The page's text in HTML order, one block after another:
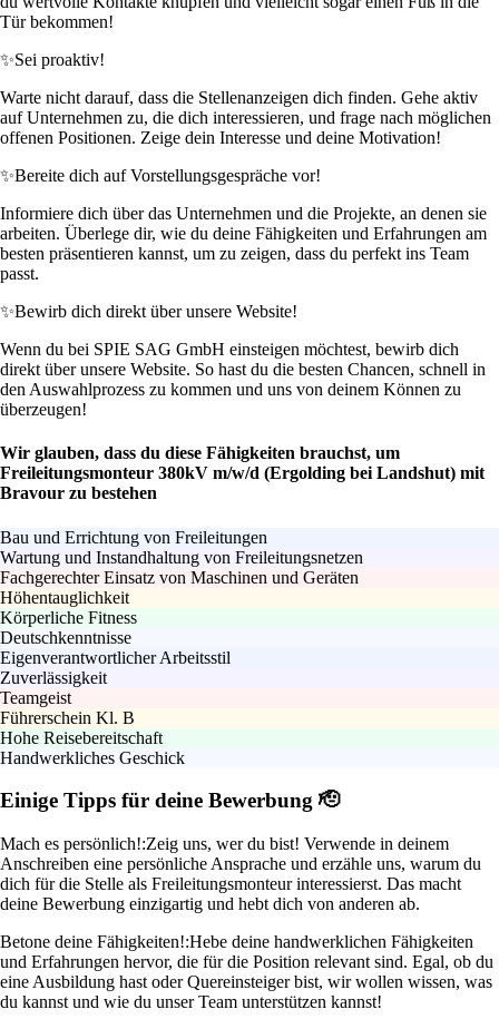
Tür bekommen!
✨Sei proaktiv!
Warte nicht darauf, dass die Stellenanzeigen dich finden. Gehe aktiv
auf Unternehmen zu, die dich interessieren, und frage nach möglichen
offenen Positionen. Zeige dein Interesse und deine Motivation!
✨Bereite dich auf Vorstellungsgespräche vor!
Informiere dich über das Unternehmen und die Projekte, an denen sie
arbeiten. Überlege dir, wie du deine Fähigkeiten und Erfahrungen am
besten präsentieren kannst, um zu zeigen, dass du perfekt ins Team
passt.
✨Bewirb dich direkt über unsere Website!
Wenn du bei SPIE SAG GmbH einsteigen möchtest, bewirb dich
direkt über unsere Website. So hast du die besten Chancen, schnell in
den Auswahlprozess zu kommen und uns von deinem Können zu
überzeugen!
Wir glauben, dass du diese Fähigkeiten brauchst, um
Freileitungsmonteur 380kV m/w/d (Ergolding bei Landshut) mit
Bravour zu bestehen
Bau und Errichtung von Freileitungen
Wartung und Instandhaltung von Freileitungsnetzen
Fachgerechter Einsatz von Maschinen und Geräten
Höhentauglichkeit
Körperliche Fitness
Deutschkenntnisse
Eigenverantwortlicher Arbeitsstil
Zuverlässigkeit
Teamgeist
Führerschein Kl. B
Hohe Reisebereitschaft
Handwerkliches Geschick
Einige Tipps für deine Bewerbung 🫡
Mach es persönlich!:Zeig uns, wer du bist! Verwende in deinem
Anschreiben eine persönliche Ansprache und erzähle uns, warum du
dich für die Stelle als Freileitungsmonteur interessierst. Das macht
deine Bewerbung einzigartig und hebt dich von anderen ab.
Betone deine Fähigkeiten!:Hebe deine handwerklichen Fähigkeiten
und Erfahrungen hervor, die für die Position relevant sind. Egal, ob du
eine Ausbildung hast oder Quereinsteiger bist, wir wollen wissen, was
du kannst und wie du unser Team unterstützen kannst!